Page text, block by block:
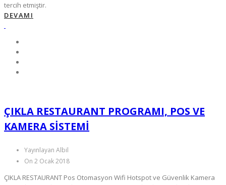
tercih etmiştir.
DEVAMI
ÇIKLA RESTAURANT PROGRAMI, POS VE
KAMERA SİSTEMİ
Yayınlayan Albil
On 2 Ocak 2018
ÇIKLA RESTAURANT Pos Otomasyon Wifi Hotspot ve Güvenlik Kamera